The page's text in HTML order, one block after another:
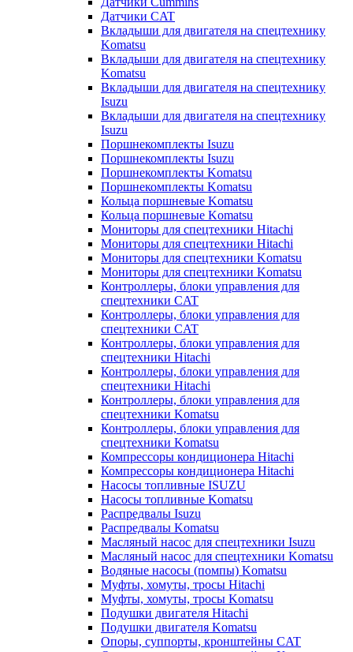
Датчики CAT
Вкладыши для двигателя на спецтехнику
Komatsu
Вкладыши для двигателя на спецтехнику
Komatsu
Вкладыши для двигателя на спецтехнику
Isuzu
Вкладыши для двигателя на спецтехнику
Isuzu
Поршнекомплекты Isuzu
Поршнекомплекты Isuzu
Поршнекомплекты Komatsu
Поршнекомплекты Komatsu
Кольца поршневые Komatsu
Кольца поршневые Komatsu
Мониторы для спецтехники Hitachi
Мониторы для спецтехники Hitachi
Мониторы для спецтехники Komatsu
Мониторы для спецтехники Komatsu
Контроллеры, блоки управления для
спецтехники CAT
Контроллеры, блоки управления для
спецтехники CAT
Контроллеры, блоки управления для
спецтехники Hitachi
Контроллеры, блоки управления для
спецтехники Hitachi
Контроллеры, блоки управления для
спецтехники Komatsu
Контроллеры, блоки управления для
спецтехники Komatsu
Компрессоры кондиционера Hitachi
Компрессоры кондиционера Hitachi
Насосы топливные ISUZU
Насосы топливные Komatsu
Распредвалы Isuzu
Распредвалы Komatsu
Масляный насос для спецтехники Isuzu
Масляный насос для спецтехники Komatsu
Водяные насосы (помпы) Komatsu
Муфты, хомуты, тросы Hitachi
Муфты, хомуты, тросы Komatsu
Подушки двигателя Hitachi
Подушки двигателя Komatsu
Опоры, суппорты, кронштейны CAT